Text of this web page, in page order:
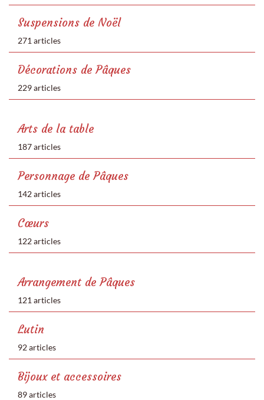
Suspensions de Noël
271 articles
Décorations de Pâques
229 articles
Arts de la table
187 articles
Personnage de Pâques
142 articles
Cœurs
122 articles
Arrangement de Pâques
121 articles
Lutin
92 articles
Bijoux et accessoires
89 articles